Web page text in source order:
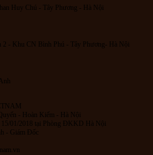
Huy Chú - Tây Phương - Hà Nội
2 - Khu CN Bình Phú - Tây Phương- Hà Nội
- Hoàn Kiếm - Hà Nội
15/01/2018 tại Phòng ĐKKD Hà Nội
- Giám Đốc